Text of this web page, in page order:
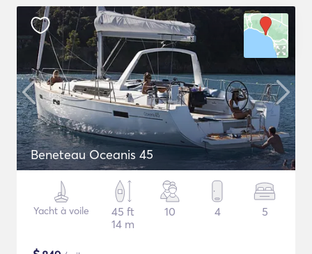
Beneteau Oceanis 45
Yacht à voile
45 ft
14 m
10 4 5